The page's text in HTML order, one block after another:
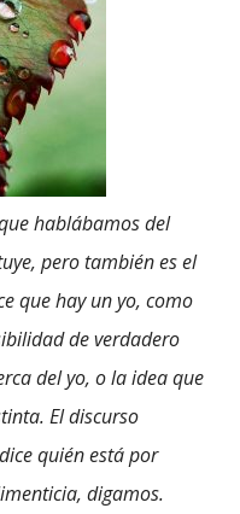
hablábamos del
pero también es el
que hay un yo, como
de verdadero
del yo, o la idea que
El discurso
quién está por
digamos.